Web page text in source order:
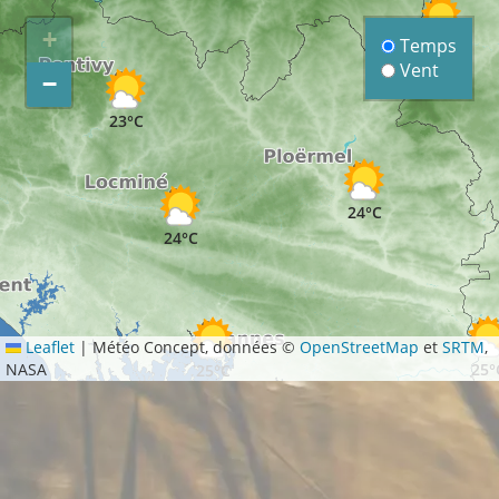
24°C
24°C
23°C
25°C
22°C
+
−
Temps
Vent
Leaflet | Météo Concept, données ©OpenStreetMap etSRTM,
NASA